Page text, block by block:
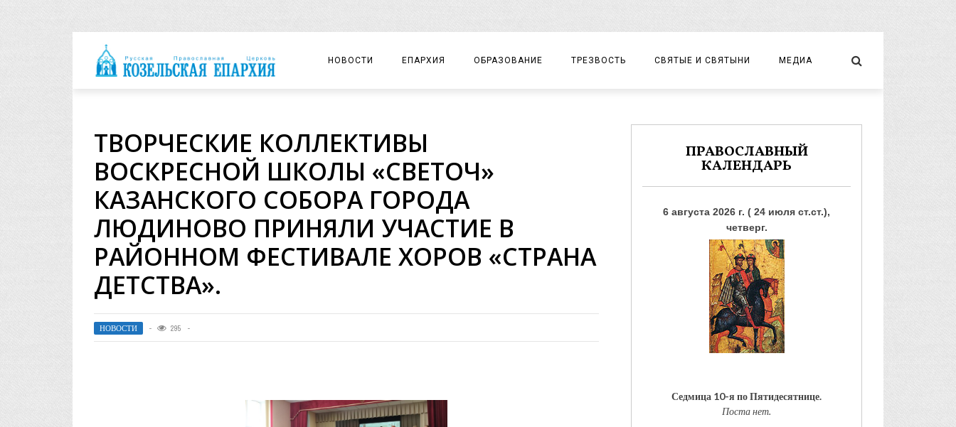
НОВОСТИ ЕПАРХИЯ
ЕПАРХИАЛЬНОЕ УПРАВЛЕНИЕ
ДОКУМЕНТЫ
ЕПАРХИАЛЬНЫЕ ОТДЕЛЫ
ДУХОВЕНСТВО
БЛАГОЧИНИЯ
МАТЕРИАЛЫ
КОНТАКТЫ/РЕКВИЗИТЫ
ОБРАЗОВАНИЕ
ДЕТСКИЙ ТУРИЗМ
ТРЕЗВОСТЬ СВЯТЫЕ И СВЯТЫНИ МЕДИА
ФОТО
ТВОРЧЕСКИЕ КОЛЛЕКТИВЫ
ВОСКРЕСНОЙ ШКОЛЫ «СВЕТОЧ»
КАЗАНСКОГО СОБОРА ГОРОДА
ЛЮДИНОВО ПРИНЯЛИ УЧАСТИЕ В
РАЙОННОМ ФЕСТИВАЛЕ ХОРОВ «СТРАНА
ДЕТСТВА».
НОВОСТИ 295
ПРАВОСЛАВНЫЙ
КАЛЕНДАРЬ
6 августа 2026 г. ( 24 июля ст.ст.),
четверг.
Седмица 10-я по Пятидесятнице.
Поста нет.